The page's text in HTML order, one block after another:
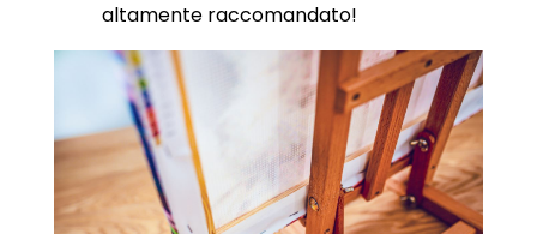
altamente raccomandato!